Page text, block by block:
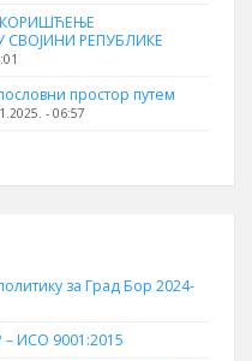
КОРИШЋЕЊЕ
РЕПУБЛИКЕ
простор путем
- 06:57
за Град Бор 2024-
ИСО 9001:2015